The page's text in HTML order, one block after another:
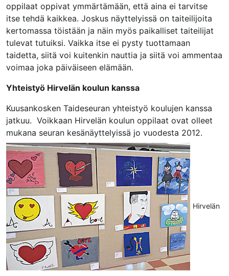
oppilaat oppivat ymmärtämään, että aina ei tarvitse
itse tehdä kaikkea. Joskus näyttelyissä on taiteilijoita
kertomassa töistään ja näin myös paikalliset taiteilijat
tulevat tutuiksi. Vaikka itse ei pysty tuottamaan
taidetta, siitä voi kuitenkin nauttia ja siitä voi ammentaa
voimaa joka päiväiseen elämään.
Yhteistyö Hirvelän koulun kanssa
Kuusankosken Taideseuran yhteistyö koulujen kanssa
jatkuu. Voikkaan Hirvelän koulun oppilaat ovat olleet
mukana seuran kesänäyttelyissä jo vuodesta 2012.
Hirvelän